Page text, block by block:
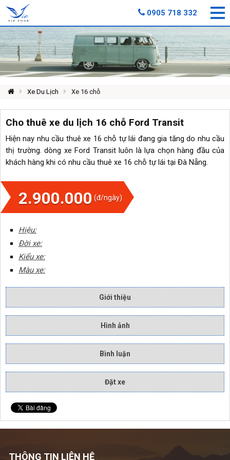
Xe Du Lịch Xe 16 chỗ
Cho thuê xe du lịch 16 chỗ Ford Transit
Hiện nay nhu cầu thuê xe 16 chỗ tự lái đang gia tăng do nhu cầu
thị trường. dòng xe Ford Transit luôn là lựa chọn hàng đầu của
khách hàng khi có nhu cầu thuê xe 16 chỗ tự lái tại Đà Nẵng.
2.900.000 (đ/ngày)
Hiệu:
Đời xe:
Kiểu xe:
Màu xe:
Giới thiệu
Hình ảnh
Bình luận
Đặt xe
THÔNG TIN LIÊN HỆ
0905 718 332